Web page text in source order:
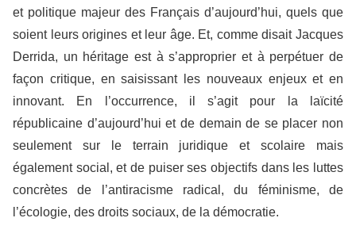
et politique majeur des Français d’aujourd’hui, quels que
soient leurs origines et leur âge. Et, comme disait Jacques
Derrida, un héritage est à s’approprier et à perpétuer de
façon critique, en saisissant les nouveaux enjeux et en
innovant. En l’occurrence, il s’agit pour la laïcité
républicaine d’aujourd’hui et de demain de se placer non
seulement sur le terrain juridique et scolaire mais
également social, et de puiser ses objectifs dans les luttes
concrètes de l’antiracisme radical, du féminisme, de
l’écologie, des droits sociaux, de la démocratie.